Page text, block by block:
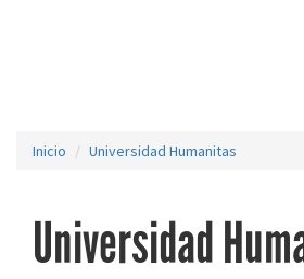
Inicio Universidad Humanitas
Universidad